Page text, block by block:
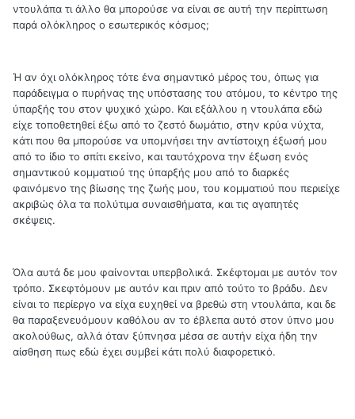
ντουλάπα τι άλλο θα μπορούσε να είναι σε αυτή την περίπτωση
παρά ολόκληρος ο εσωτερικός κόσμος;
Ή αν όχι ολόκληρος τότε ένα σημαντικό μέρος του, όπως για
παράδειγμα ο πυρήνας της υπόστασης του ατόμου, το κέντρο της
ύπαρξής του στον ψυχικό χώρο. Και εξάλλου η ντουλάπα εδώ
είχε τοποθετηθεί έξω από το ζεστό δωμάτιο, στην κρύα νύχτα,
κάτι που θα μπορούσε να υπομνήσει την αντίστοιχη έξωσή μου
από το ίδιο το σπίτι εκείνο, και ταυτόχρονα την έξωση ενός
σημαντικού κομματιού της ύπαρξής μου από το διαρκές
φαινόμενο της βίωσης της ζωής μου, του κομματιού που περιείχε
ακριβώς όλα τα πολύτιμα συναισθήματα, και τις αγαπητές
σκέψεις.
Όλα αυτά δε μου φαίνονται υπερβολικά. Σκέφτομαι με αυτόν τον
τρόπο. Σκεφτόμουν με αυτόν και πριν από τούτο το βράδυ. Δεν
είναι το περίεργο να είχα ευχηθεί να βρεθώ στη ντουλάπα, και δε
θα παραξενευόμουν καθόλου αν το έβλεπα αυτό στον ύπνο μου
ακολούθως, αλλά όταν ξύπνησα μέσα σε αυτήν είχα ήδη την
αίσθηση πως εδώ έχει συμβεί κάτι πολύ διαφορετικό.